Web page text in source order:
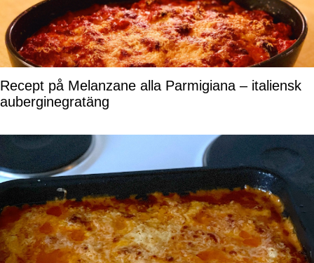
Recept på Melanzane alla Parmigiana – italiensk
auberginegratäng